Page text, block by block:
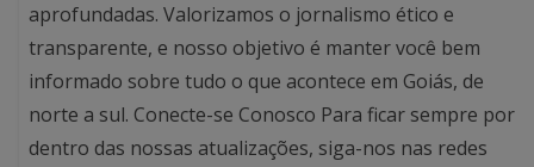
aprofundadas. Valorizamos o jornalismo ético e
transparente, e nosso objetivo é manter você bem
informado sobre tudo o que acontece em Goiás, de
norte a sul. Conecte-se Conosco Para ficar sempre por
dentro das nossas atualizações, siga-nos nas redes